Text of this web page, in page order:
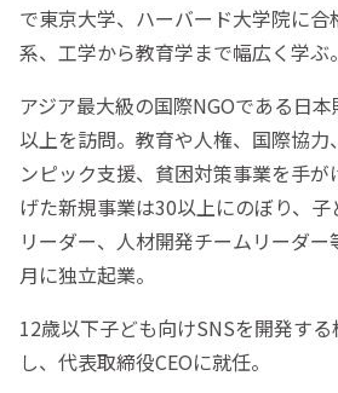
で東京大学、ハーバード大学院に
系、工学から教育学まで幅広く学ぶ。
アジア最大級の国際NGOである日
以上を訪問。教育や人権、国際協力
ンピック支援、貧困対策事業を手
げた新規事業は30以上にのぼり、
リーダー、人材開発チームリーダ
月に独立起業。
12歳以下子ども向けSNSを開発す
し、代表取締役CEOに就任。